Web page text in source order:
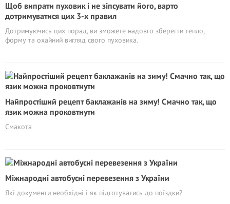
Щоб випрати пуховик і не зіпсувати його, варто
дотримуватися цих 3-х правил
Дотримуючись цих порад, ви зможете надовго зберегти тепло,
форму та охайний вигляд свого пуховика.
Найпростіший рецепт баклажанів на зиму! Смачно так, що
язик можна проковтнути
Смакота
Міжнародні автобусні перевезення з України
Які документи необхідні і як підготуватись до поїздки?